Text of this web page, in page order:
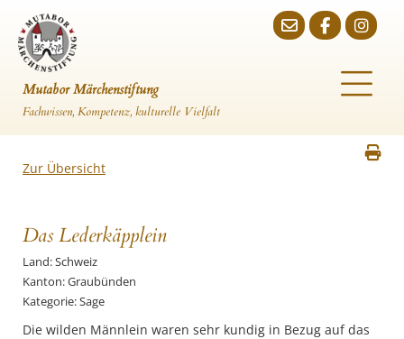
Mutabor Märchenstiftung
Fachwissen, Kompetenz, kulturelle Vielfalt
Zur Übersicht
Das Lederkäpplein
Land: Schweiz
Kanton: Graubünden
Kategorie: Sage
Die wilden Männlein waren sehr kundig in Bezug auf das